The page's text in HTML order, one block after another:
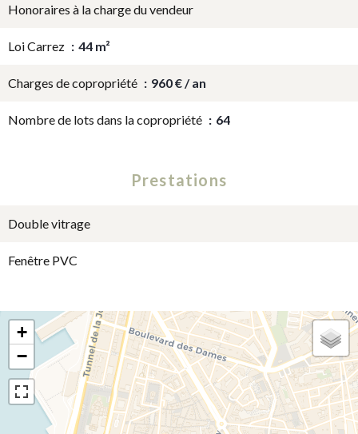
Honoraires à la charge du vendeur
Loi Carrez 44 m²
Charges de copropriété 960 € / an
Nombre de lots dans la copropriété 64
Prestations
Double vitrage
Fenêtre PVC
+
−